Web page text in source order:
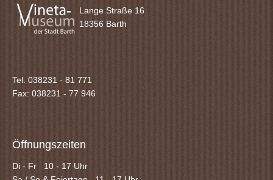
Lange Straße 16
18356 Barth
Tel. 038231 - 81 771
Fax: 038231 - 77 946
Öffnungszeiten
Di - Fr 10 - 17 Uhr